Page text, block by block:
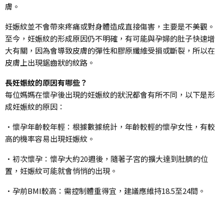
膚。
妊娠紋並不會帶來疼痛或對身體造成直接傷害，主要是不美觀。
至今，妊娠紋的形成原因仍不明確，有可能與孕婦的肚子快速增
大有關，因為會導致皮膚的彈性和膠原纖維受損或斷裂，所以在
皮膚上出現鋸齒狀的紋路。
長妊娠紋的原因有哪些？
每位媽媽在懷孕後出現的妊娠紋的狀況都會有所不同，以下是形
成妊娠紋的原因：
•懷孕年齡較年輕：根據數據統計，年齡較輕的懷孕女性，有較
高的機率容易出現妊娠紋。
•初次懷孕：懷孕大約20週後，隨著子宮的擴大達到肚臍的位
置，妊娠紋可能就會悄悄的出現。
•孕前BMI較高：需控制體重得宜，建議應維持18.5至24間。